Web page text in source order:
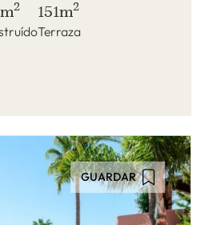
2 151m2
Terraza
GUARDAR